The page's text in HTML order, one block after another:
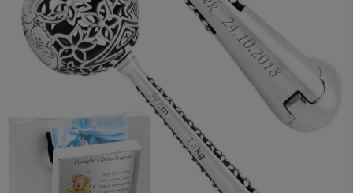
+7
Zobacz więcej